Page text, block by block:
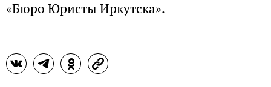
«Бюро Юристы Иркутска».